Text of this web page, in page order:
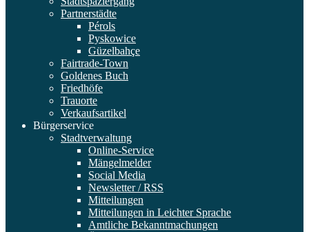
Partnerstädte
Pérols
Pyskowice
Güzelbahçe
Fairtrade-Town
Goldenes Buch
Friedhöfe
Trauorte
Verkaufsartikel
Bürgerservice
Stadtverwaltung
Online-Service
Mängelmelder
Social Media
Newsletter / RSS
Mitteilungen
Mitteilungen in Leichter Sprache
Amtliche Bekanntmachungen